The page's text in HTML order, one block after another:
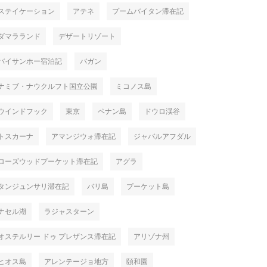
テイケーション アテネ プームバイタン滞在記
マラランド デザートリゾート
イサンホー宿泊記 バガン
ミブ・ナウクルフト国立公園 ミコノス島
インドフック 東京 ペナン島 ドウロ渓谷
スカーナ アマンジウォ滞在記 ジャバルアフダル
ーズウッドプーケット滞在記 アグラ
ンジュンサリ滞在記 バリ島 プーケット島
セル湖 ラジャスターン
ステルリー ドゥ プレザンス滞在記 アリゾナ州
オス島 アレンテージョ地方 頤和園